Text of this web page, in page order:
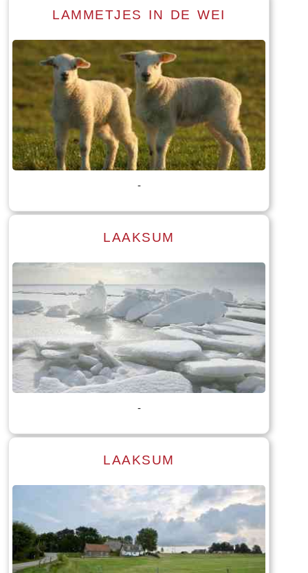
Lees meer
Tekst: © Foto: © Hendrik van Kampen
LAMMETJES IN DE WEI
-
Lees meer
Tekst: © Foto: © William Wissink
LAAKSUM
-
Lees meer
LAAKSUM